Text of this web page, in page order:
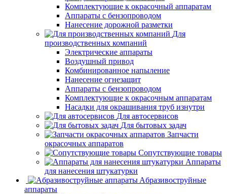
Комплектующие к окрасочный аппаратам
Аппараты с бензопроводом
Нанесение дорожной разметки
Для
производственных компаний
Электрические аппараты
Воздушный привод
Комбинированное напыление
Нанесение огнезащит
Аппараты с бензопроводом
Комплектующие к окрасочным аппаратам
Насадки для окрашивания труб изнутри
Для автосервисов
Для бытовых задач
Запчасти
окрасочных аппаратов
Сопутствующие товары
Аппараты
для нанесения штукатурки
Aбразивоструйные
аппараты